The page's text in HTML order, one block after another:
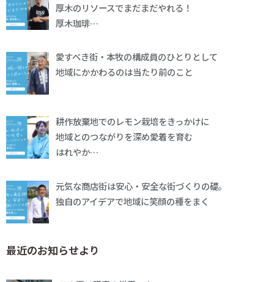
厚木のリソースでまだまだやれる！
厚木珈琲…
愛すべき街・本牧の構成員のひとりとして
地域にかかわるのは当たり前のこと
耕作放棄地でのレモン栽培をきっかけに
地域とのつながりを深め愛着を育む
はれやか…
元気な商店街は安心・安全な街づくりの礎。
独自のアイデアで地域に笑顔の種をまく
最近のお知らせより